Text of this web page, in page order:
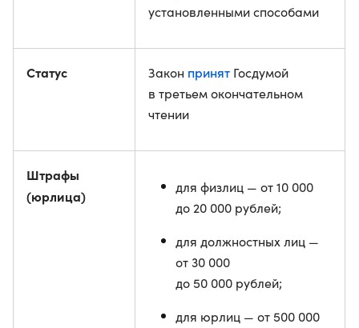
установленными способами
Статус Закон принят Госдумой
в третьем окончательном
чтении
Штрафы
(юрлица)
для физлиц — от 10 000
до 20 000 рублей;
для должностных лиц —
от 30 000
до 50 000 рублей;
для юрлиц — от 500 000